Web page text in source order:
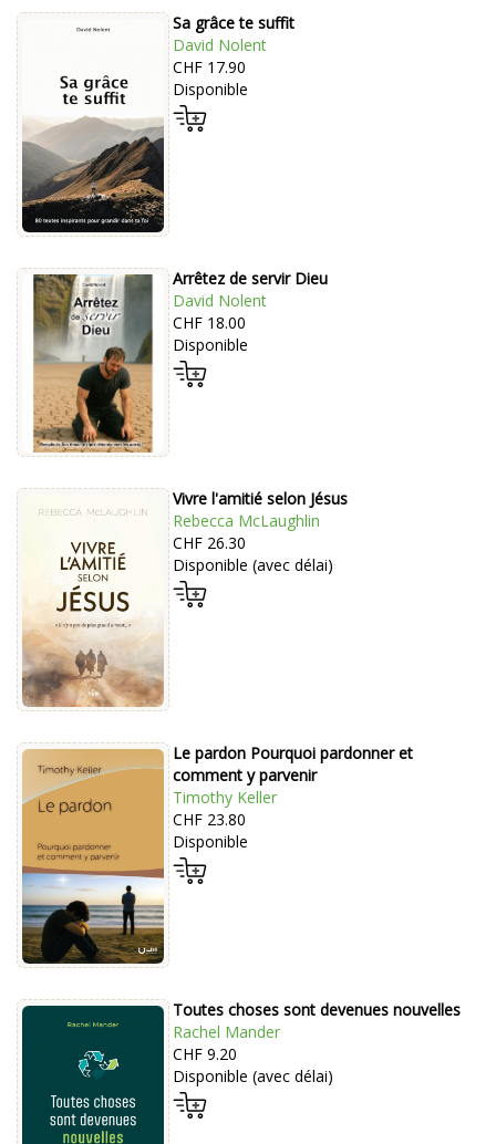
Sa grâce te suffit
David Nolent
CHF 17.90
Disponible
Arrêtez de servir Dieu
David Nolent
CHF 18.00
Disponible
Vivre l'amitié selon Jésus
Rebecca McLaughlin
CHF 26.30
Disponible (avec délai)
Le pardon Pourquoi pardonner et
comment y parvenir
Timothy Keller
CHF 23.80
Disponible
Toutes choses sont devenues nouvelles
Rachel Mander
CHF 9.20
Disponible (avec délai)